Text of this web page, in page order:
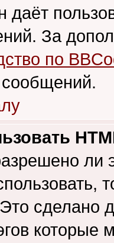
даёт
За
по
Это сделано